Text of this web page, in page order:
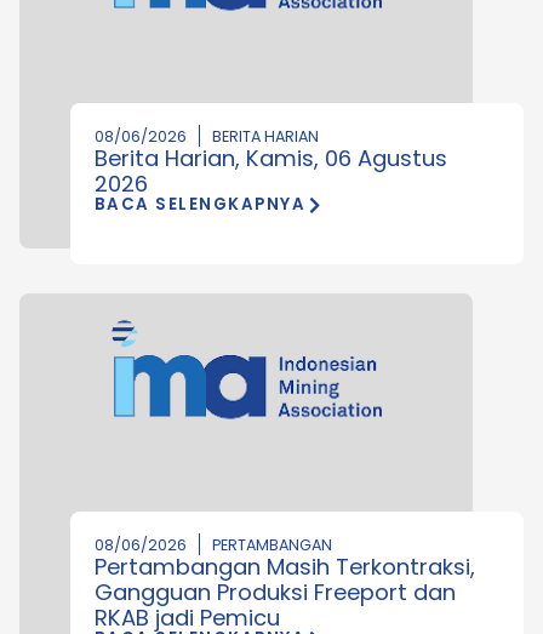
08/06/2026 BERITA HARIAN
Berita Harian, Kamis, 06 Agustus
2026
BACA SELENGKAPNYA
08/06/2026 PERTAMBANGAN
Pertambangan Masih Terkontraksi,
Gangguan Produksi Freeport dan
RKAB jadi Pemicu